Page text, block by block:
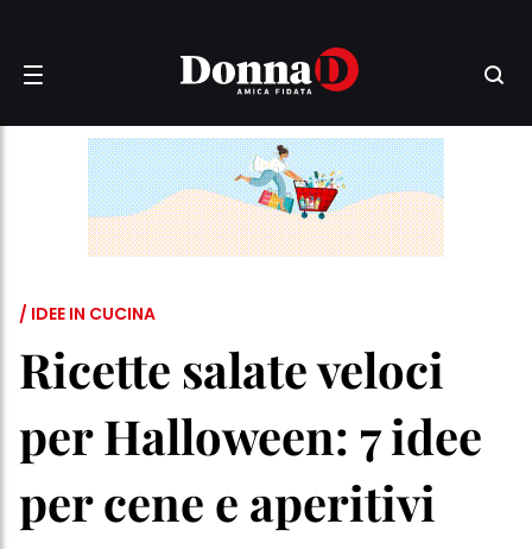
/ IDEE IN CUCINA
Ricette salate veloci
per Halloween: 7 idee
per cene e aperitivi